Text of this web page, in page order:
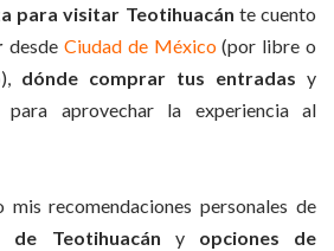
para visitar Teotihuacán te cuento
desdeCiudad de México(por libre o
), dónde comprar tus entradas y
para aprovechar la experiencia al
recomendaciones personales de
de Teotihuacán y opciones de